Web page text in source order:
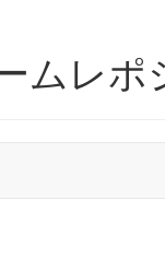
ムレポ